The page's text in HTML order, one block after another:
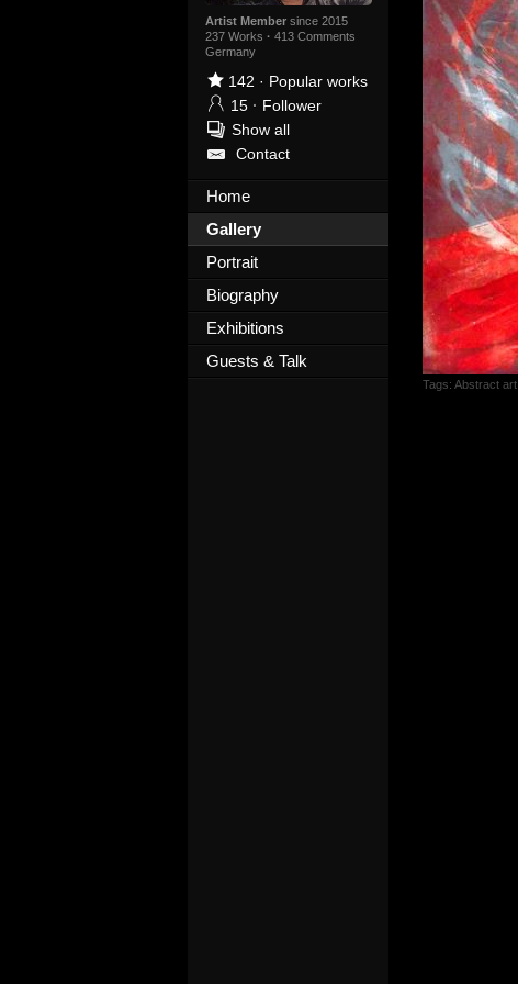
Artist Membersince 2015
237 Works · 413 Comments
Germany
142 · Popular works
15 · Follower
Show all
Contact
Home
Gallery
Portrait
Biography
Exhibitions
Guests & Talk
Tags: Abstract art